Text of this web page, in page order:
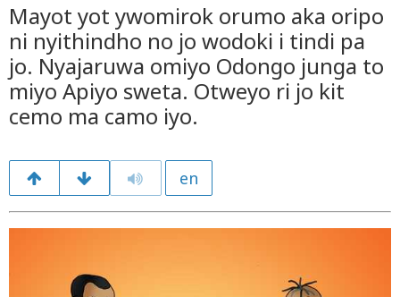
Mayot yot ywomirok orumo aka oripo
ni nyithindho no jo wodoki i tindi pa
jo. Nyajaruwa omiyo Odongo junga to
miyo Apiyo sweta. Otweyo ri jo kit
cemo ma camo iyo.
en